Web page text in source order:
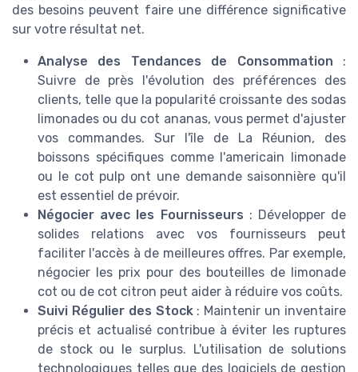
des besoins peuvent faire une différence significative
sur votre résultat net.
Analyse des Tendances de Consommation :
Suivre de près l'évolution des préférences des
clients, telle que la popularité croissante des sodas
limonades ou du cot ananas, vous permet d'ajuster
vos commandes. Sur l'île de La Réunion, des
boissons spécifiques comme l'americain limonade
ou le cot pulp ont une demande saisonnière qu'il
est essentiel de prévoir.
Négocier avec les Fournisseurs : Développer de
solides relations avec vos fournisseurs peut
faciliter l'accès à de meilleures offres. Par exemple,
négocier les prix pour des bouteilles de limonade
cot ou de cot citron peut aider à réduire vos coûts.
Suivi Régulier des Stock: Maintenir un inventaire
précis et actualisé contribue à éviter les ruptures
de stock ou le surplus. L'utilisation de solutions
technologiques telles que des logiciels de gestion